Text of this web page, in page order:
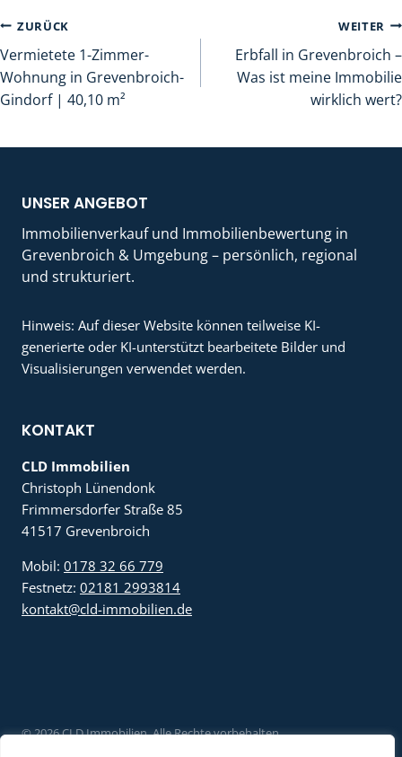
Beitragsnavigation
ZURÜCK
Vermietete 1-Zimmer-
Wohnung in Grevenbroich-
Gindorf | 40,10 m²
WEITER
Erbfall in Grevenbroich –
Was ist meine Immobilie
wirklich wert?
UNSER ANGEBOT
Immobilienverkauf und Immobilienbewertung in
Grevenbroich & Umgebung – persönlich, regional
und strukturiert.
Hinweis: Auf dieser Website können teilweise KI-
generierte oder KI-unterstützt bearbeitete Bilder und
Visualisierungen verwendet werden.
KONTAKT
CLD Immobilien
Christoph Lünendonk
Frimmersdorfer Straße 85
41517 Grevenbroich
Mobil: 0178 32 66 779
Festnetz: 02181 2993814
kontakt@cld-immobilien.de
© 2026 CLD Immobilien. Alle Rechte vorbehalten.